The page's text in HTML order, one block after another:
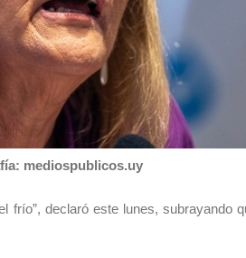
mediospublicos.uy
frío”, declaró este lunes, subrayando